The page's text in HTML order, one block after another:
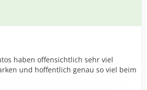
haben offensichtlich sehr viel
und hoffentlich genau so viel beim